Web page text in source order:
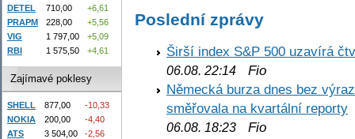
Poslední zprávy
Širší index S&P 500 uzavírá
06.08. 22:14 Fio
Německá burza dnes bez
směřovala na kvartální reporty
06.08. 18:23 Fio
DETEL
710,00
+6,61
PRAPM
228,00
+5,56
VIG
1 797,00
+5,09
RBI
1 575,50 +4,61
Zajímavé poklesy
SHELL 877,00
-10,33
NOKIA
200,00
-4,40
ATS
3 504,00
-2,56